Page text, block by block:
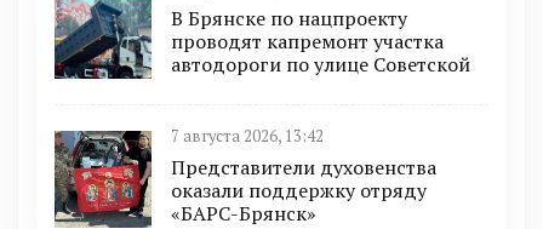
В Брянске по нацпроекту
проводят капремонт участка
автодороги по улице Советской
7 августа 2026, 13:42
Представители духовенства
оказали поддержку отряду
«БАРС-Брянск»